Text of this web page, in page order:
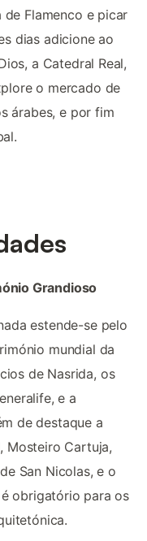
Flamenco e picar
dias adicione ao
a Catedral Real,
o mercado de
árabes, e por fim
Grandioso
estende-se pelo
mundial da
de Nasrida, os
e a
de destaque a
Mosteiro Cartuja,
San Nicolas, e o
obrigatório para os